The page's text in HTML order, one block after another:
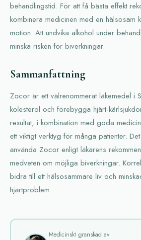
behandlingstid. För att få bästa effekt
kombinera medicinen med en hälsosam
motion. Att undvika alkohol under
minska risken för biverkningar.
Sammanfattning
Zocor är ett välrenommerat läkemedel i
kolesterol och förebygga hjärt-
resultat, i kombination med goda
ett viktigt verktyg för många patienter.
använda Zocor enligt läkarens
medveten om möjliga biverkningar.
bidra till ett hälsosammare liv och
hjärtproblem.
Medicinskt granskad av